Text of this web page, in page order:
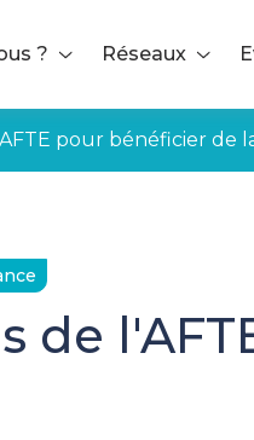
?
Réseaux
pour bénéficier de
de